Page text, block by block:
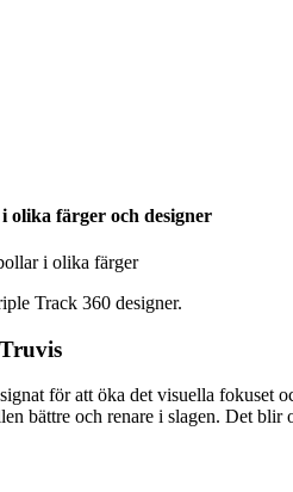
olika färger och designer
Track 360 designer.
för att öka det visuella fokuset
bättre och renare i slagen. Det